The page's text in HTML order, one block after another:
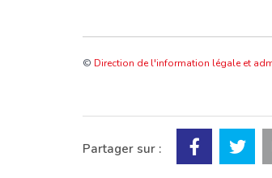
© Direction de l'information légale et
Partager sur :